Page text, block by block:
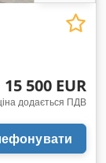
15 500 EUR
додається ПДВ